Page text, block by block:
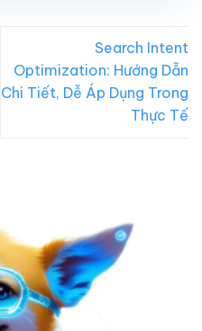
Search Intent
Optimization: Hướng Dẫn
Chi Tiết, Dễ Áp Dụng Trong
Thực Tế